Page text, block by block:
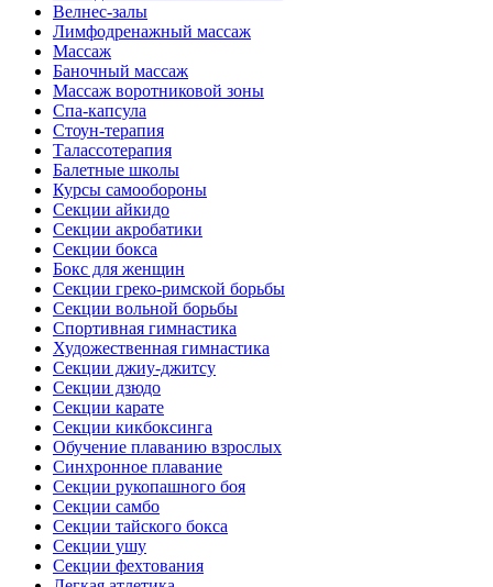
Велнес-залы
Лимфодренажный массаж
Массаж
Баночный массаж
Массаж воротниковой зоны
Спа-капсула
Стоун-терапия
Талассотерапия
Балетные школы
Курсы самообороны
Секции айкидо
Секции акробатики
Секции бокса
Бокс для женщин
Секции греко-римской борьбы
Секции вольной борьбы
Спортивная гимнастика
Художественная гимнастика
Секции джиу-джитсу
Секции дзюдо
Секции карате
Секции кикбоксинга
Обучение плаванию взрослых
Синхронное плавание
Секции рукопашного боя
Секции самбо
Секции тайского бокса
Секции ушу
Секции фехтования